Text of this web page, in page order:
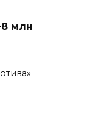
8 млн